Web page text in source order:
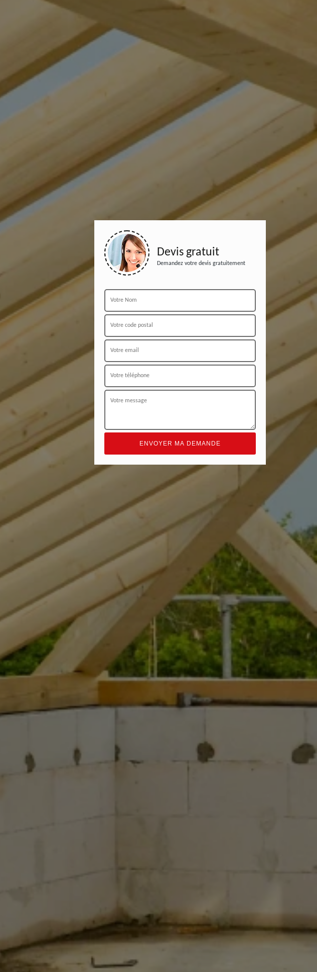
Devis gratuit
Demandez votre devis gratuitement